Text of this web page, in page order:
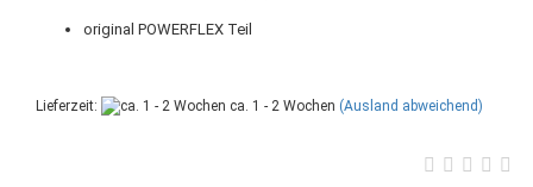
original POWERFLEX Teil
Lieferzeit: ca. 1 - 2 Wochen (Ausland abweichend)